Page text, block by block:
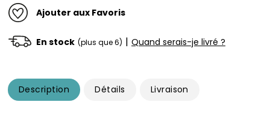
Ajouter aux Favoris
En stock (plus que 6) | Quand serais-je livré ?
Description Détails Livraison